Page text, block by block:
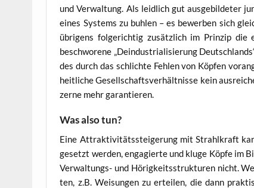
und Ver­wal­tung. Als leid­lich gut aus­ge­bil­de­ter
eines Sys­tems zu buh­len – es bewer­ben sich
übri­gens fol­ge­rich­tig zusätz­lich im Prin­zip die
beschwo­re­ne „Deindus­tria­li­sie­rung
des durch das schlich­te Feh­len von Köp­fen
heit­li­che Gesell­schafts­ver­hält­nis­se kein
zer­ne mehr garantieren.
Was also tun?
Eine Attrak­ti­vi­täts­stei­ge­rung mit Strahl­kraft
gesetzt wer­den, enga­gier­te und klu­ge Köp­fe im
Ver­wal­tungs- und Hörig­keits­struk­tu­ren nicht.
ten, z.B. Wei­sun­gen zu ertei­len, die dann